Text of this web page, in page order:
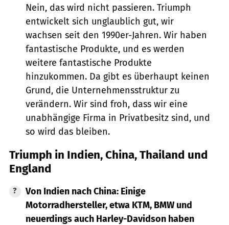
Nein, das wird nicht passieren. Triumph
entwickelt sich unglaublich gut, wir
wachsen seit den 1990er-Jahren. Wir haben
fantastische Produkte, und es werden
weitere fantastische Produkte
hinzukommen. Da gibt es überhaupt keinen
Grund, die Unternehmensstruktur zu
verändern. Wir sind froh, dass wir eine
unabhängige Firma in Privatbesitz sind, und
so wird das bleiben.
Triumph in Indien, China, Thailand und
England
Von Indien nach China: Einige
Motorradhersteller, etwa KTM, BMW und
neuerdings auch Harley-Davidson haben